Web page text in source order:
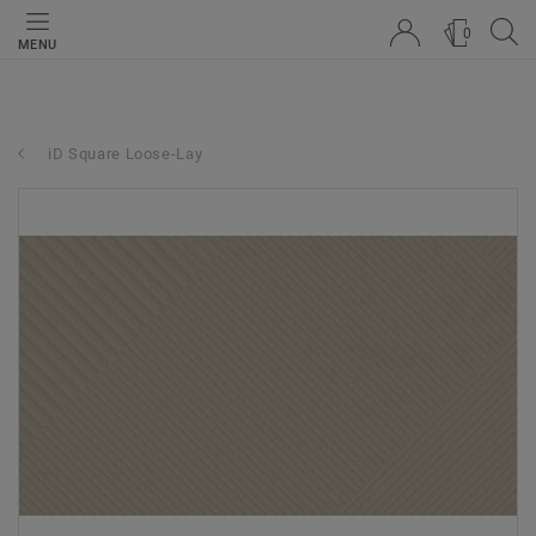
MENU
0
iD Square Loose-Lay